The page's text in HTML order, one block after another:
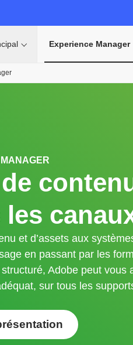
Experience Manager
et d’assets aux
en passant par les
Adobe peut vous
sur tous les